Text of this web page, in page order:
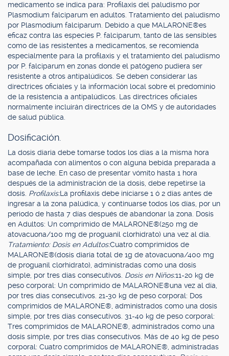
medicamento se indica para: Profilaxis del paludismo por
Plasmodium falciparum en adultos. Tratamiento del paludismo
por Plasmodium falciparum. Debido a que MALARONE®es
eficaz contra las especies P. falciparum, tanto de las sensibles
como de las resistentes a medicamentos, se recomienda
especialmente para la profilaxis y el tratamiento del paludismo
por P. falciparum en zonas donde el patógeno pudiera ser
resistente a otros antipalúdicos. Se deben considerar las
directrices oficiales y la información local sobre el predominio
de la resistencia a antipalúdicos. Las directrices oficiales
normalmente incluirán directrices de la OMS y de autoridades
de salud pública.
Dosificación.
La dosis diaria debe tomarse todos los días a la misma hora
acompañada con alimentos o con alguna bebida preparada a
base de leche. En caso de presentar vómito hasta 1 hora
después de la administración de la dosis, debe repetirse la
dosis. Profilaxis:La profilaxis debe iniciarse 1 ó 2 días antes de
ingresar a la zona palúdica, y continuarse todos los días, por un
periodo de hasta 7 días después de abandonar la zona. Dosis
en Adultos: Un comprimido de MALARONE®(250 mg de
atovacuona/100 mg de proguanil clorhidrato) una vez al día.
Tratamiento: Dosis en Adultos:Cuatro comprimidos de
MALARONE®(dosis diaria total de 1g de atovacuona/400 mg
de proguanil clorhidrato), administradas como una dosis
simple, por tres días consecutivos. Dosis en Niños:11-20 kg de
peso corporal: Un comprimido de MALARONE®una vez al día,
por tres días consecutivos. 21-30 kg de peso corporal: Dos
comprimidos de MALARONE®, administrados como una dosis
simple, por tres días consecutivos. 31-40 kg de peso corporal:
Tres comprimidos de MALARONE®, administrados como una
dosis simple, por tres días consecutivos. Más de 40 kg de peso
corporal: Cuatro comprimidos de MALARONE®, administradas